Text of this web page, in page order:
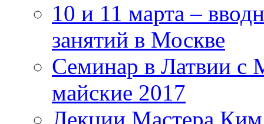
10 и 11 марта –
занятий в Москве
Семинар в Латвии
майские 2017